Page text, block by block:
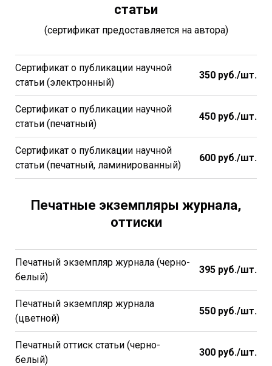
статьи
(сертификат предоставляется на автора)
Сертификат о публикации научной
статьи (электронный)
350 руб./шт.
Сертификат о публикации научной
статьи (печатный)
450 руб./шт.
Сертификат о публикации научной
статьи (печатный, ламинированный)
600 руб./шт.
Печатные экземпляры журнала,
оттиски
Печатный экземпляр журнала (черно-
белый)
395 руб./шт.
Печатный экземпляр журнала
(цветной)
550 руб./шт.
Печатный оттиск статьи (черно-
белый)
300 руб./шт.